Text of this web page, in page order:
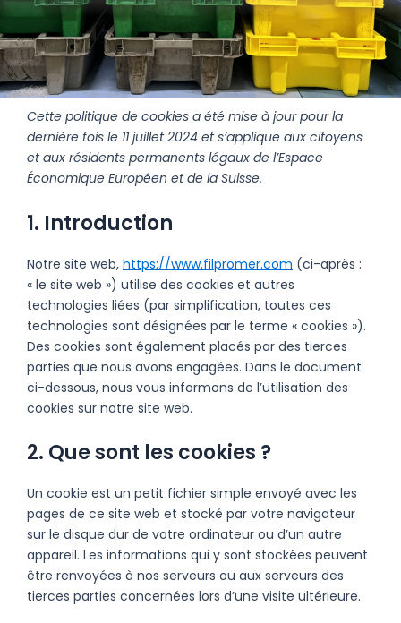
Cette politique de cookies a été mise à jour pour la
dernière fois le 11 juillet 2024 et s’applique aux citoyens
et aux résidents permanents légaux de l’Espace
Économique Européen et de la Suisse.
1. Introduction
Notre site web, https://www.filpromer.com (ci-après :
« le site web ») utilise des cookies et autres
technologies liées (par simplification, toutes ces
technologies sont désignées par le terme « cookies »).
Des cookies sont également placés par des tierces
parties que nous avons engagées. Dans le document
ci-dessous, nous vous informons de l’utilisation des
cookies sur notre site web.
2. Que sont les cookies ?
Un cookie est un petit fichier simple envoyé avec les
pages de ce site web et stocké par votre navigateur
sur le disque dur de votre ordinateur ou d’un autre
appareil. Les informations qui y sont stockées peuvent
être renvoyées à nos serveurs ou aux serveurs des
tierces parties concernées lors d’une visite ultérieure.
Consent
to
service
Marketing